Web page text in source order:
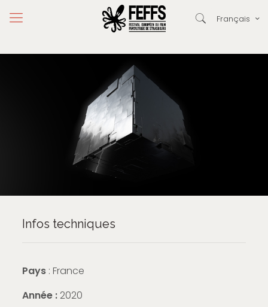
Français
Infos techniques
Pays : France
Année :2020